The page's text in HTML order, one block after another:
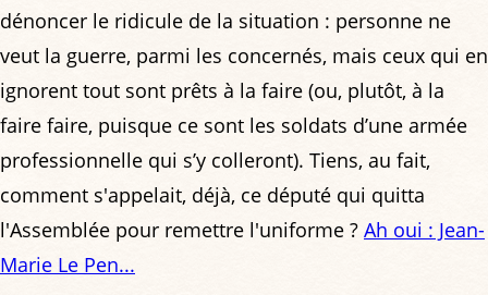
dénoncer le ridicule de la situation : personne ne
veut la guerre, parmi les concernés, mais ceux qui en
ignorent tout sont prêts à la faire (ou, plutôt, à la
faire faire, puisque ce sont les soldats d’une armée
professionnelle qui s’y colleront). Tiens, au fait,
comment s'appelait, déjà, ce député qui quitta
l'Assemblée pour remettre l'uniforme ? Ah oui : Jean-
Marie Le Pen...